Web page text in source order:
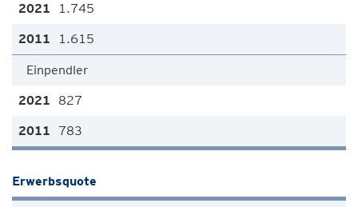
1.745
1.615
Einpendler
827
783
Erwerbsquote